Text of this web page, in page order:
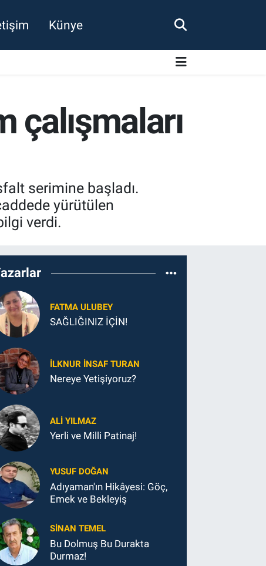
Künye
çalışmaları
serimine başladı.
yürütülen
verdi.
FATMA ULUBEY
SAĞLIĞINIZ İÇİN!
İLKNUR İNSAF TURAN
Nereye Yetişiyoruz?
ALI YILMAZ
Yerli ve Milli Patinaj!
YUSUF DOĞAN
Adıyaman'ın Hikâyesi: Göç,
Emek ve Bekleyiş
SINAN TEMEL
Bu Dolmuş Bu Durakta
Durmaz!